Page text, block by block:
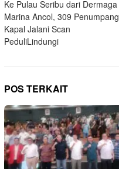
pos
Ke Pulau Seribu dari Dermaga
Marina Ancol, 309 Penumpang
Kapal Jalani Scan
PeduliLindungi
POS TERKAIT